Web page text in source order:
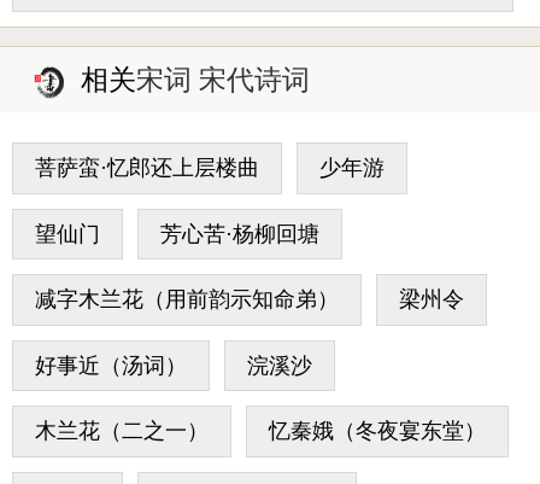
相关宋词 宋代诗词
菩萨蛮·忆郎还上层楼曲 少年游
望仙门 芳心苦·杨柳回塘
减字木兰花（用前韵示知命弟） 梁州令
好事近（汤词） 浣溪沙
木兰花（二之一） 忆秦娥（冬夜宴东堂）